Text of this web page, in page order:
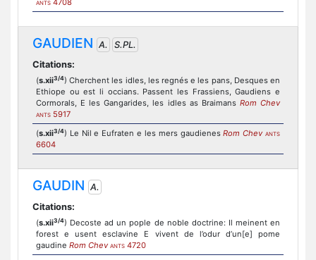
ANTS 4708
GAUDIEN A.
S.PL.
Citations:
(s.xii3/4) Cherchent les idles, les regnés e les pans, Desques en
Ethiope ou est li occians. Passent les Frassiens, Gaudiens e
Cormorals, E les Gangarides, les idles as Braimans Rom Chev
ANTS 5917
(s.xii3/4) Le Nil e Eufraten e les mers gaudienesRom Chev ANTS
6604
GAUDIN A.
Citations:
(s.xii3/4) Decoste ad un pople de noble doctrine: Il meinent en
forest e usent esclavine E vivent de l’odur d’un[e] pome
gaudine Rom Chev ANTS 4720